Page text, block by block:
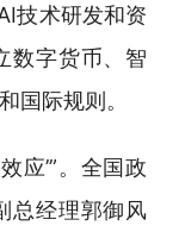
技术研发和资
数字货币、智
国际规则。
应’”。全国政
总经理郭御风